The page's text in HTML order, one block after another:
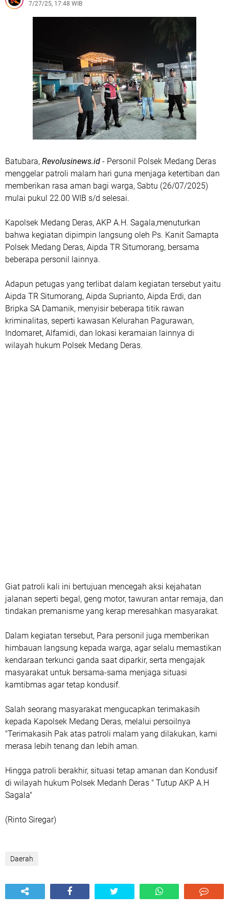
Truk Colt Diesel Alami Kecelakaan Tunggal di Jalan
Polsek Tarogong Kaler Gelar Patroli, Amankan
Kendaraan Berknalpot Tidak Sesuai Spesifikasi Teknis
Polisi Berhasil Amankan Pelaku Penganiayaan Brutal
Bersenjata Tajam Di Warung Peuteuy, Diduga Dipicu
Perselisihan Keluarga
Empat Pemuda Mabuk Bersenjata Tajam Berhasil
diamankan Polisi Saat Patroli Dini Hari
Patroli Dini Hari, Polisi Berhasil Amankan Dua Terduga
Polres Garut Ungkap Kasus Penganiayaan Berat yang
Mengakibatkan Korban Meninggal Dunia
7/27/25, 17:48 WIB
Batubara, Revolusinews.id - Personil Polsek Medang Deras
menggelar patroli malam hari guna menjaga ketertiban dan
memberikan rasa aman bagi warga, Sabtu (26/07/2025)
mulai pukul 22.00 WIB s/d selesai.
Kapolsek Medang Deras, AKP A.H. Sagala,menuturkan
bahwa kegiatan dipimpin langsung oleh Ps. Kanit Samapta
Polsek Medang Deras, Aipda TR Situmorang, bersama
beberapa personil lainnya.
Adapun petugas yang terlibat dalam kegiatan tersebut yaitu
Aipda TR Situmorang, Aipda Suprianto, Aipda Erdi, dan
Bripka SA Damanik, menyisir beberapa titik rawan
kriminalitas, seperti kawasan Kelurahan Pagurawan,
Indomaret, Alfamidi, dan lokasi keramaian lainnya di
wilayah hukum Polsek Medang Deras.
Giat patroli kali ini bertujuan mencegah aksi kejahatan
jalanan seperti begal, geng motor, tawuran antar remaja, dan
tindakan premanisme yang kerap meresahkan masyarakat.
Dalam kegiatan tersebut, Para personil juga memberikan
himbauan langsung kepada warga, agar selalu memastikan
kendaraan terkunci ganda saat diparkir, serta mengajak
masyarakat untuk bersama-sama menjaga situasi
kamtibmas agar tetap kondusif.
Salah seorang masyarakat mengucapkan terimakasih
kepada Kapolsek Medang Deras, melalui persoilnya
"Terimakasih Pak atas patroli malam yang dilakukan, kami
merasa lebih tenang dan lebih aman.
Hingga patroli berakhir, situasi tetap amanan dan Kondusif
di wilayah hukum Polsek Medanh Deras " Tutup AKP A.H
Sagala"
(Rinto Siregar)
Daerah